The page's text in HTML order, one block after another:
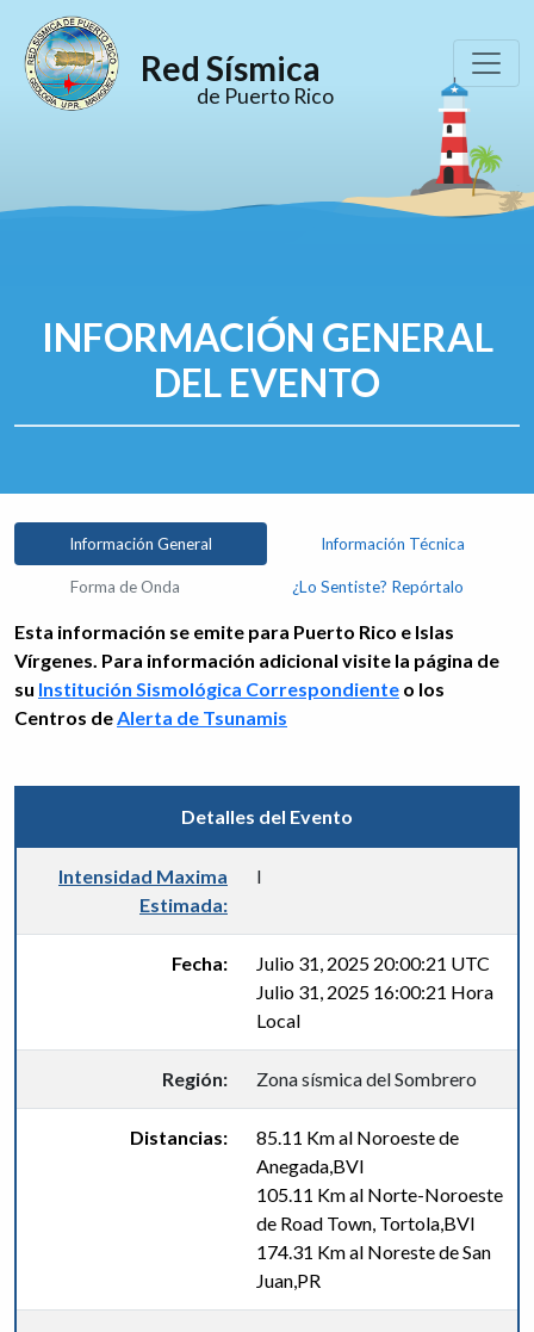
Red Sísmica
de Puerto Rico
INFORMACIÓN GENERAL
DEL EVENTO
Información General Información Técnica
Forma de Onda ¿Lo Sentiste? Repórtalo
Esta información se emite para Puerto Rico e Islas
Vírgenes. Para información adicional visite la página de
su Institución Sismológica Correspondiente o los
Centros deAlerta de Tsunamis
Detalles del Evento
Intensidad Maxima
Estimada:
I
Fecha:
Julio 31, 2025 20:00:21 UTC
Julio 31, 2025 16:00:21 Hora
Local
Región: Zona sísmica del Sombrero
Distancias:
85.11 Km al Noroeste de
Anegada,BVI
105.11 Km al Norte-Noroeste
de Road Town, Tortola,BVI
174.31 Km al Noreste de San
Juan,PR